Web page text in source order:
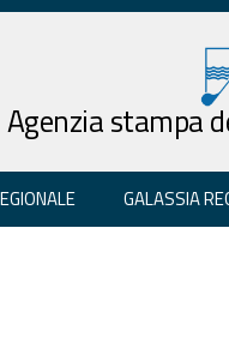
Agenzia stampa
GALASSIA